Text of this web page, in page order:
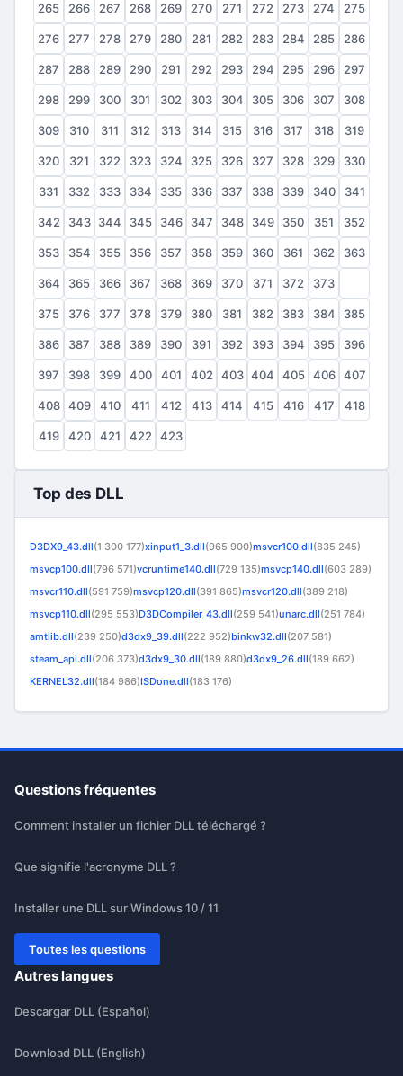
265 266 267 268 269 270 271 272 273 274 275
276 277 278 279 280 281 282 283 284 285 286
287 288 289 290 291 292 293 294 295 296 297
298 299 300 301 302 303 304 305 306 307 308
309 310 311 312 313 314 315 316 317 318 319
320 321 322 323 324 325 326 327 328 329 330
331 332 333 334 335 336 337 338 339 340 341
342 343 344 345 346 347 348 349 350 351 352
353 354 355 356 357 358 359 360 361 362 363
364 365 366 367 368 369 370 371 372 373
375 376 377 378 379 380 381 382 383 384 385
386 387 388 389 390 391 392 393 394 395 396
397 398 399 400 401 402 403 404 405 406 407
408 409 410 411 412 413 414 415 416 417 418
419 420 421 422 423
Top des DLL
D3DX9_43.dll(1 300 177)xinput1_3.dll(965 900)msvcr100.dll(835 245)
msvcp100.dll(796 571)vcruntime140.dll(729 135)msvcp140.dll(603 289)
msvcr110.dll(591 759)msvcp120.dll(391 865)msvcr120.dll(389 218)
msvcp110.dll(295 553)D3DCompiler_43.dll(259 541)unarc.dll(251 784)
amtlib.dll(239 250)d3dx9_39.dll(222 952)binkw32.dll(207 581)
steam_api.dll(206 373)d3dx9_30.dll(189 880)d3dx9_26.dll(189 662)
KERNEL32.dll(184 986)ISDone.dll(183 176)
Questions fréquentes
Comment installer un fichier DLL téléchargé ?
Que signifie l'acronyme DLL ?
Installer une DLL sur Windows 10 / 11
Toutes les questions
Autres langues
Descargar DLL (Español)
Download DLL (English)